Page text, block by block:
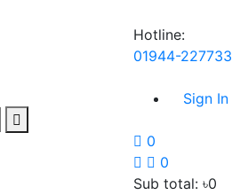
Hotline:
01944-227733
Sign In
0
0
Sub total: ৳0